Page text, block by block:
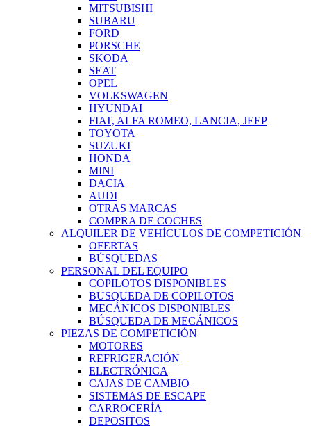
MITSUBISHI
SUBARU
FORD
PORSCHE
SKODA
SEAT
OPEL
VOLKSWAGEN
HYUNDAI
FIAT, ALFA ROMEO, LANCIA, JEEP
TOYOTA
SUZUKI
HONDA
MINI
DACIA
AUDI
OTRAS MARCAS
COMPRA DE COCHES
ALQUILER DE VEHÍCULOS DE COMPETICIÓN
OFERTAS
BÚSQUEDAS
PERSONAL DEL EQUIPO
COPILOTOS DISPONIBLES
BUSQUEDA DE COPILOTOS
MECÁNICOS DISPONIBLES
BÚSQUEDA DE MECÁNICOS
PIEZAS DE COMPETICIÓN
MOTORES
REFRIGERACIÓN
ELECTRÓNICA
CAJAS DE CAMBIO
SISTEMAS DE ESCAPE
CARROCERÍA
DEPOSITOS